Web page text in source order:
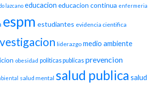
lazcano educacion educacion continua enfermeria
espm estudiantes evidencia cientifica
liderazgo medio ambiente
obesidad politicas publicas prevencion
salud mental salud publica salud